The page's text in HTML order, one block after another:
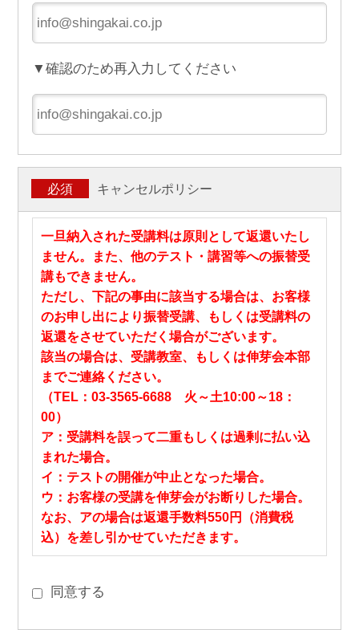
▼確認のため再入力してください
必須 キャンセルポリシー
一旦納入された受講料は原則として返還いたし
ません。また、他のテスト・講習等への振替受
講もできません。
ただし、下記の事由に該当する場合は、お客様
のお申し出により振替受講、もしくは受講料の
返還をさせていただく場合がございます。
該当の場合は、受講教室、もしくは伸芽会本部
までご連絡ください。
（TEL：03-3565-6688 火～土10:00～18：
00）
ア：受講料を誤って二重もしくは過剰に払い込
まれた場合。
イ：テストの開催が中止となった場合。
ウ：お客様の受講を伸芽会がお断りした場合。
なお、アの場合は返還手数料550円（消費税
込）を差し引かせていただきます。
同意する